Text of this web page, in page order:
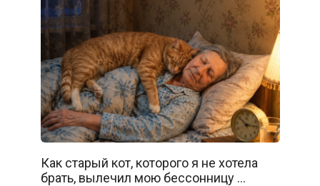
Как старый кот, которого я не хотела
брать, вылечил мою бессонницу …